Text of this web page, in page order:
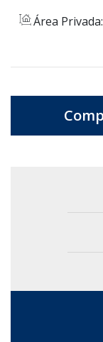
Área Privada: